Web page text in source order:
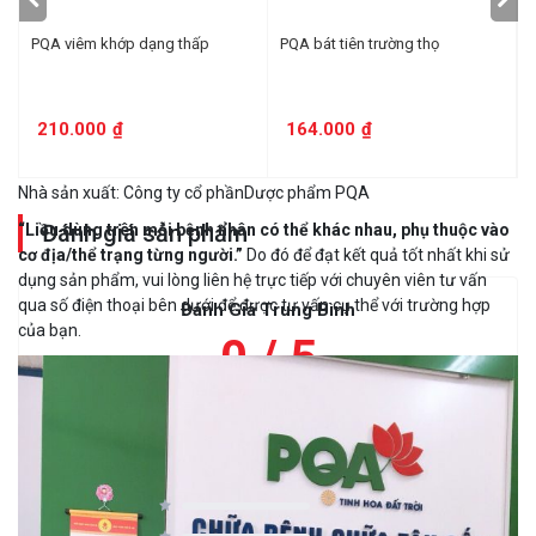
Không dùng quá 4 tuần sau lần mở nắp đầu tiên.
Sản phẩm này không phải là thuốc và không có tác dụng thay thế
Nhà sản xuất: Công ty cổ phầnDược phẩm PQA
“Liều dùng trên mỗi bệnh nhân có thể khác nhau, phụ thuộc vào
cơ địa/thể trạng từng người.” Do đó để đạt kết quả tốt nhất khi sử
dụng sản phẩm, vui lòng liên hệ trực tiếp với chuyên viên tư vấn
qua số điện thoại bên dưới để được tư vấn cụ thể với trường hợp
của bạn.
PQA viêm khớp dạng thấp
210.000 ₫
PQA bát tiên trường thọ
164.000 ₫
Đánh giá sản phẩm
Đánh Giá Trung Bình
0 / 5
0 người đánh giá
0 đánh giá